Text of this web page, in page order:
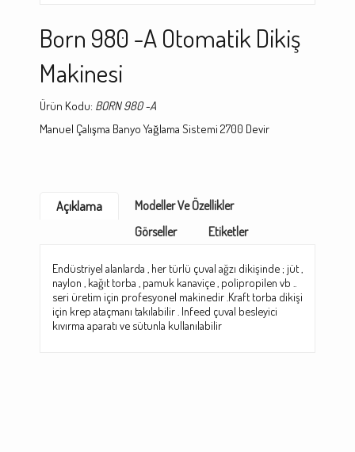
Born 980 -A Otomatik Dikiş
Makinesi
Ürün Kodu: BORN 980 -A
Manuel Çalışma Banyo Yağlama Sistemi 2700 Devir
Açıklama
Modeller Ve Özellikler
Görseller
Etiketler
Endüstriyel alanlarda , her türlü çuval ağzı dikişinde ; jüt ,
naylon , kağıt torba , pamuk kanaviçe , polipropilen vb ..
seri üretim için profesyonel makinedir .Kraft torba dikişi
için krep ataçmanı takılabilir . Infeed çuval besleyici
kıvırma aparatı ve sütunla kullanılabilir